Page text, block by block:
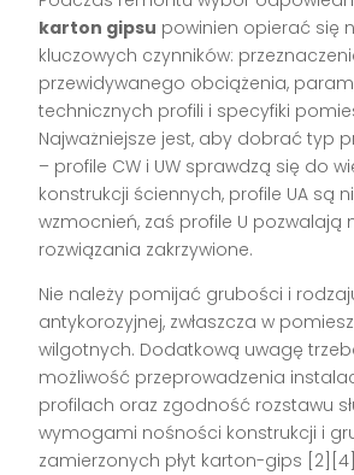
karton gipsu powinien opierać się
kluczowych czynników:
przewidywanego obciążenia,
technicznych profili i specyfiki
Najważniejsze jest, aby dobrać typ
– profile CW i UW sprawdzą się do
konstrukcji ściennych, profile UA są
wzmocnień, zaś profile U pozwalają
rozwiązania zakrzywione.
Nie należy pomijać grubości i
antykorozyjnej, zwłaszcza w
wilgotnych. Dodatkową uwagę
możliwość przeprowadzenia
profilach oraz zgodność rozstawu
wymogami nośności konstrukcji i
zamierzonych płyt karton-gips [2][4]